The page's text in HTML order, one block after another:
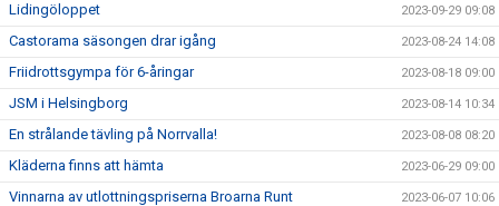
Lidingöloppet 2023-09-29 09:08
Castorama säsongen drar igång 2023-08-24 14:08
Friidrottsgympa för 6-åringar 2023-08-18 09:00
JSM i Helsingborg 2023-08-14 10:34
En strålande tävling på Norrvalla! 2023-08-08 08:20
Kläderna finns att hämta 2023-06-29 09:00
Vinnarna av utlottningspriserna Broarna Runt 2023-06-07 10:06